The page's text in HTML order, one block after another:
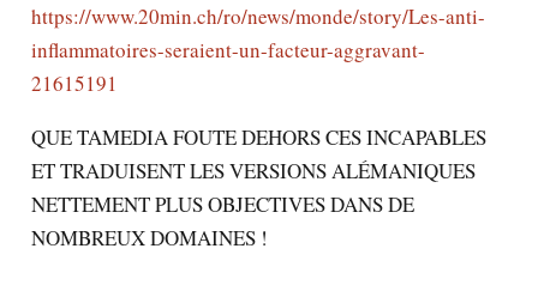
https://www.20min.ch/ro/news/monde/story/Les-anti-
inflammatoires-seraient-un-facteur-aggravant-
21615191
QUE TAMEDIA FOUTE DEHORS CES INCAPABLES
ET TRADUISENT LES VERSIONS ALÉMANIQUES
NETTEMENT PLUS OBJECTIVES DANS DE
NOMBREUX DOMAINES !